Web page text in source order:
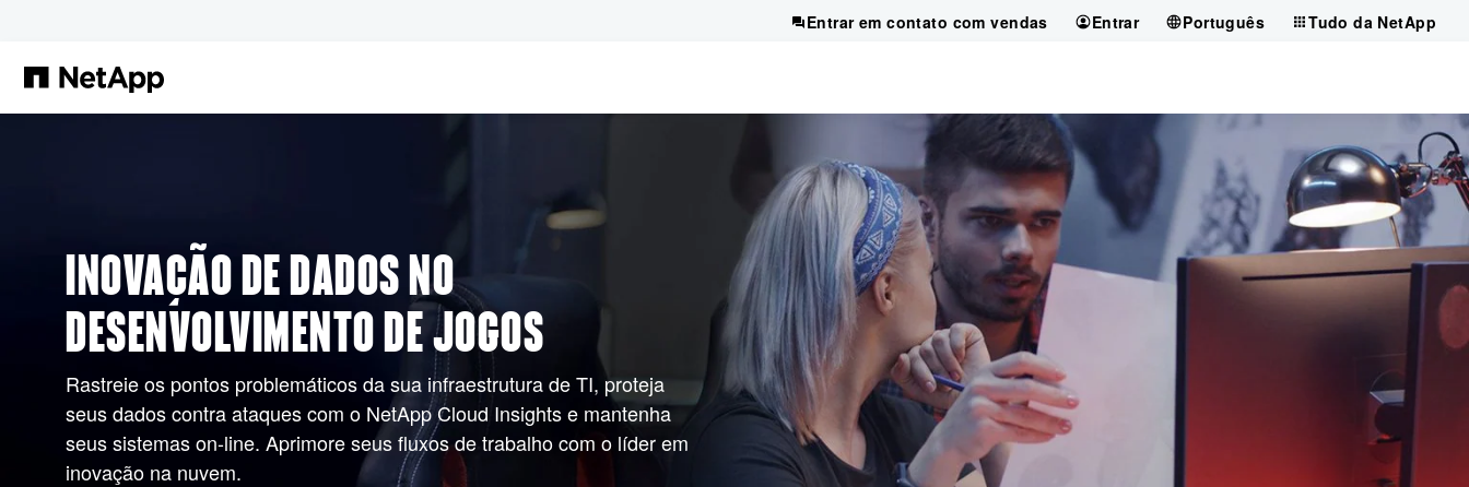
Entrar em contato com vendas Entrar Português Tudo da NetApp
INOVAÇÃO DE DADOS NO
DESENVOLVIMENTO DE JOGOS
Rastreie os pontos problemáticos da sua infraestrutura de TI, proteja
seus dados contra ataques com o NetApp Cloud Insights e mantenha
seus sistemas on-line. Aprimore seus fluxos de trabalho com o líder em
inovação na nuvem.